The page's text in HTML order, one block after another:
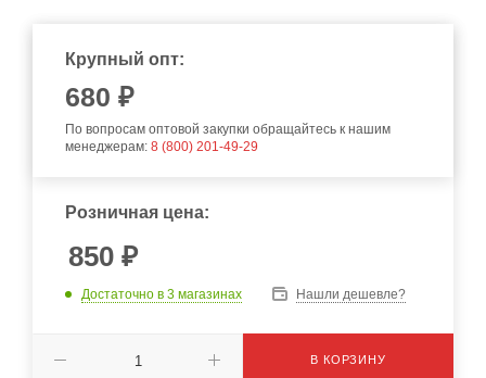
Крупный опт:
680 ₽
По вопросам оптовой закупки обращайтесь к нашим
менеджерам: 8 (800) 201-49-29
Розничная цена:
850 ₽
Достаточно в 3 магазинах Нашли дешевле?
В КОРЗИНУ